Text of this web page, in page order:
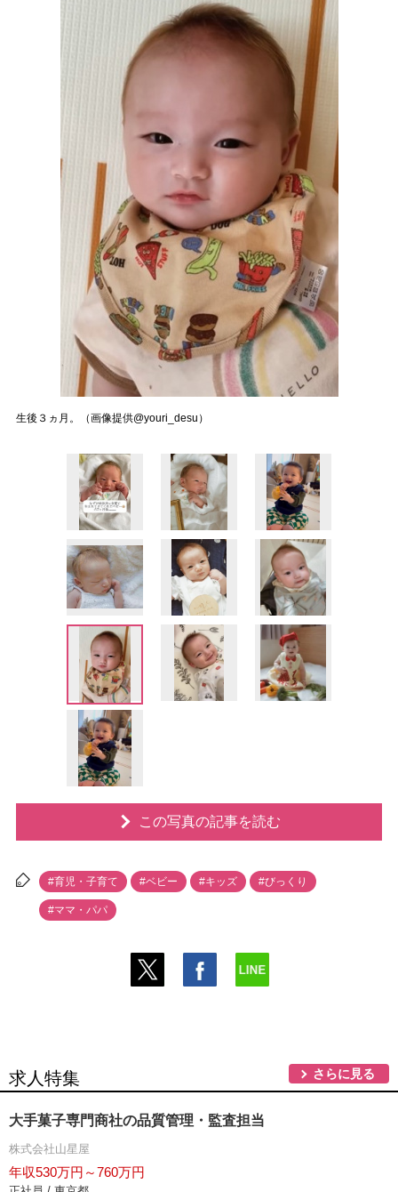
生後３ヵ月。（画像提供@youri_desu）
この写真の記事を読む
#育児・子育て #ベビー #キッズ #びっくり
#ママ・パパ
求人特集 さらに見る
大手菓子専門商社の品質管理・監査担当
株式会社山星屋
年収530万円～760万円